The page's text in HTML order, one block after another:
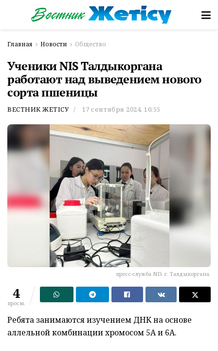
Главная Новости Общество
Ученики NIS Талдыкоргана
работают над выведением нового
сорта пшеницы
ВЕСТНИК ЖЕТІСУ 17 сентября 2024, 16:55
пресс-служба NIS г. Талдыкоргана.
4
просм.
Ребята занимаются изучением ДНК на основе
аллельной комбинации хромосом 5А и 6А.